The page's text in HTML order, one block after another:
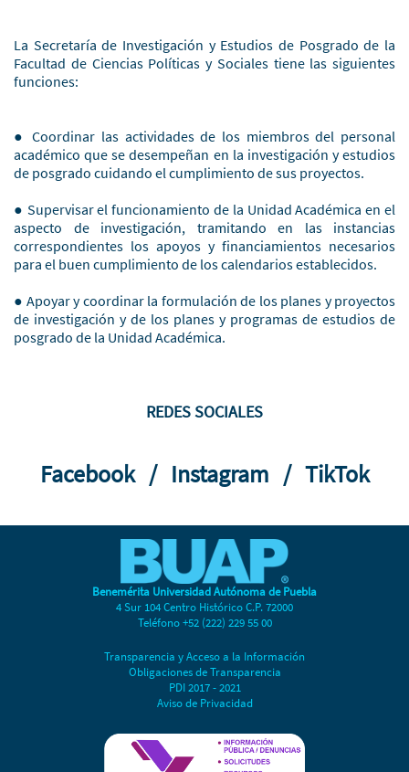
La Secretaría de Investigación y Estudios de Posgrado de la
Facultad de Ciencias Políticas y Sociales tiene las siguientes
funciones:
● Coordinar las actividades de los miembros del personal
académico que se desempeñan en la investigación y estudios
de posgrado cuidando el cumplimiento de sus proyectos.
● Supervisar el funcionamiento de la Unidad Académica en el
aspecto de investigación, tramitando en las instancias
correspondientes los apoyos y financiamientos necesarios
para el buen cumplimiento de los calendarios establecidos.
● Apoyar y coordinar la formulación de los planes y proyectos
de investigación y de los planes y programas de estudios de
posgrado de la Unidad Académica.
REDES SOCIALES
Facebook / Instagram / TikTok
Benemérita Universidad Autónoma de Puebla
4 Sur 104 Centro Histórico C.P. 72000
Teléfono +52 (222) 229 55 00
Transparencia y Acceso a la Información
Obligaciones de Transparencia
PDI 2017 - 2021
Aviso de Privacidad